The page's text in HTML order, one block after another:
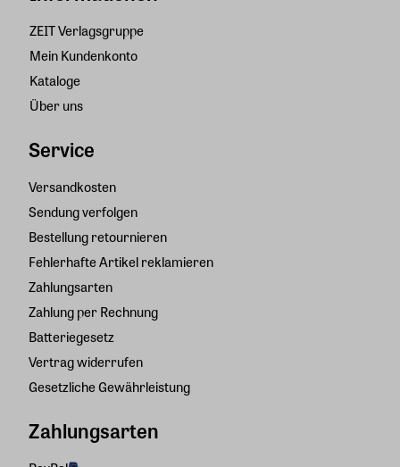
ZEIT Verlagsgruppe
Mein Kundenkonto
Kataloge
Über uns
Service
Versandkosten
Sendung verfolgen
Bestellung retournieren
Fehlerhafte Artikel reklamieren
Zahlungsarten
Zahlung per Rechnung
Batteriegesetz
Vertrag widerrufen
Gesetzliche Gewährleistung
Zahlungsarten